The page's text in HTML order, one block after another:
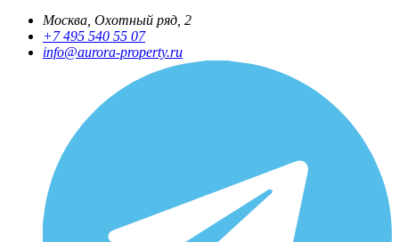
Москва, Охотный ряд, 2
+7 495 540 55 07
info@aurora-property.ru